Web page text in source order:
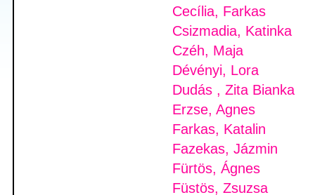
Cecília, Farkas
Csizmadia, Katinka
Czéh, Maja
Dévényi, Lora
Dudás , Zita Bianka
Erzse, Agnes
Farkas, Katalin
Fazekas, Jázmin
Fürtös, Ágnes
Füstös, Zsuzsa